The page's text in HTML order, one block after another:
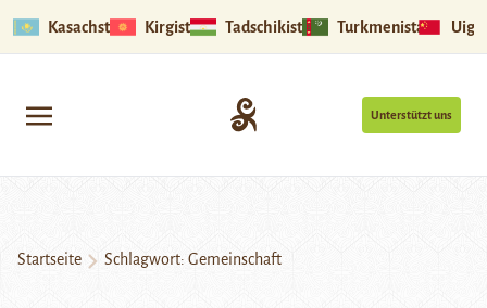
Kasachstan Kirgistan Tadschikistan Turkmenistan
Unterstützt uns
Startseite Schlagwort: Gemeinschaft